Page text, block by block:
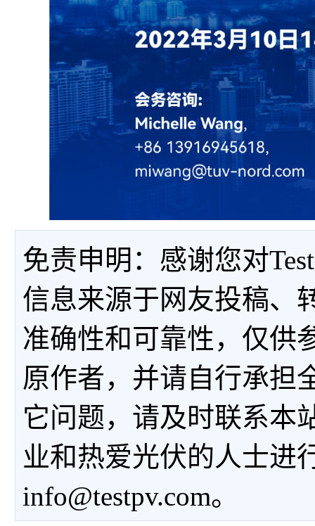
免责申明：感谢您对
信息来源于网友投稿、
准确性和可靠性，仅供
原作者，并请自行承担
它问题，请及时联系本
业和热爱光伏的人士进
info@testpv.com。